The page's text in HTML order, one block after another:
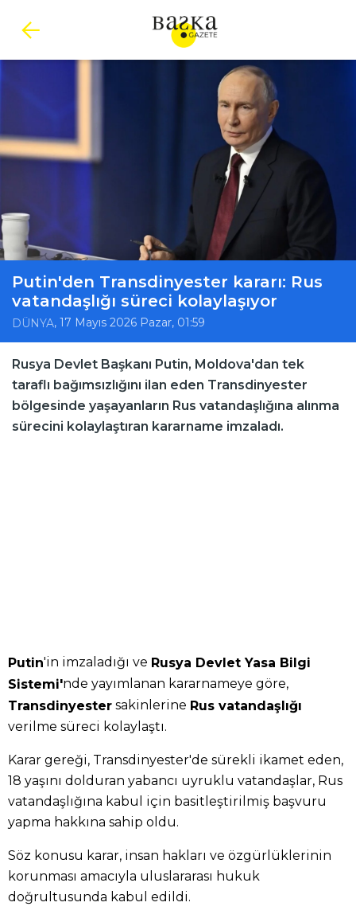
Putin'den Transdinyester kararı: Rus
vatandaşlığı süreci kolaylaşıyor
DÜNYA, 17 Mayıs 2026 Pazar, 01:59
Rusya Devlet Başkanı Putin, Moldova'dan tek
taraflı bağımsızlığını ilan eden Transdinyester
bölgesinde yaşayanların Rus vatandaşlığına alınma
sürecini kolaylaştıran kararname imzaladı.
Putin'in imzaladığı ve Rusya Devlet Yasa Bilgi
Sistemi'nde yayımlanan kararnameye göre,
Transdinyester sakinlerine Rus vatandaşlığı
verilme süreci kolaylaştı.
Karar gereği, Transdinyester'de sürekli ikamet eden,
18 yaşını dolduran yabancı uyruklu vatandaşlar, Rus
vatandaşlığına kabul için basitleştirilmiş başvuru
yapma hakkına sahip oldu.
Söz konusu karar, insan hakları ve özgürlüklerinin
korunması amacıyla uluslararası hukuk
doğrultusunda kabul edildi.